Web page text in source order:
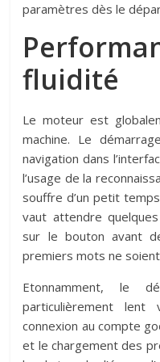
paramètres dès le
fluidité
Le moteur est
machine. Le
navigation dans
l’usage de la
souffre d’un petit
vaut attendre
sur le bouton avant
premiers mots ne
Etonnamment, le
particulièrement lent
connexion au compte
et le chargement des